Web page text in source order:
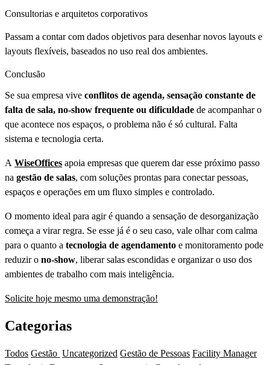
Consultorias e arquitetos corporativos
Passam a contar com dados objetivos para desenhar novos layouts e
layouts flexíveis, baseados no uso real dos ambientes.
Conclusão
Se sua empresa vive conflitos de agenda, sensação constante de
falta de sala, no-show frequente ou dificuldade de acompanhar o
que acontece nos espaços, o problema não é só cultural. Falta
sistema e tecnologia certa.
A WiseOffices apoia empresas que querem dar esse próximo passo
na gestão de salas, com soluções prontas para conectar pessoas,
espaços e operações em um fluxo simples e controlado.
O momento ideal para agir é quando a sensação de desorganização
começa a virar regra. Se esse já é o seu caso, vale olhar com calma
para o quanto a tecnologia de agendamento e monitoramento pode
reduzir o no-show, liberar salas escondidas e organizar o uso dos
ambientes de trabalho com mais inteligência.
Solicite hoje mesmo uma demonstração!
Categorias
Todos Gestão Uncategorized Gestão de Pessoas Facility Manager